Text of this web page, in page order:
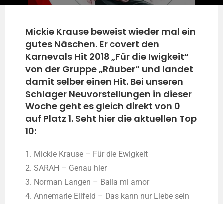
Mickie Krause beweist wieder mal ein
gutes Näschen. Er covert den
Karnevals Hit 2018 „Für die Iwigkeit“
von der Gruppe „Räuber“ und landet
damit selber einen Hit. Bei unseren
Schlager Neuvorstellungen in dieser
Woche geht es gleich direkt von 0
auf Platz 1. Seht hier die aktuellen Top
10:
1. Mickie Krause – Für die Ewigkeit
2. SARAH – Genau hier
3. Norman Langen – Baila mi amor
4. Annemarie Eilfeld – Das kann nur Liebe sein